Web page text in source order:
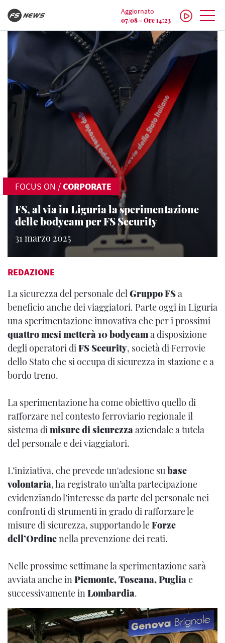
Aggiornato
07/08 - Ore 14:23
FOCUS ON /CORPORATE
FS, al via in Liguria la sperimentazione
delle bodycam per FS Security
31 marzo 2025
REDAZIONE
La sicurezza del personale delGruppo FSa
beneficio anche dei viaggiatori. Parte oggi in Liguria
una sperimentazione innovativa che per i prossimi
quattro mesi metterà 10 bodycama disposizione
degli operatori diFS Security, società di Ferrovie
dello Stato che si occupa di sicurezza in stazione e a
bordo treno.
La sperimentazione ha come obiettivo quello di
rafforzare nel contesto ferroviario regionale il
sistema dimisure di sicurezzaaziendale a tutela
del personale e dei viaggiatori.
L’iniziativa, che prevede un'adesione subase
volontaria, ha registrato un’alta partecipazione
evidenziando l’interesse da parte del personale nei
confronti di strumenti in grado di rafforzare le
misure di sicurezza, supportando leForze
dell’Ordinenella prevenzione dei reati.
Nelle prossime settimane la sperimentazione sarà
avviata anche inPiemonte, Toscana, Pugliae
successivamente inLombardia.